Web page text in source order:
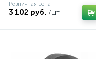
Розничная цена
3 102 руб. /шт